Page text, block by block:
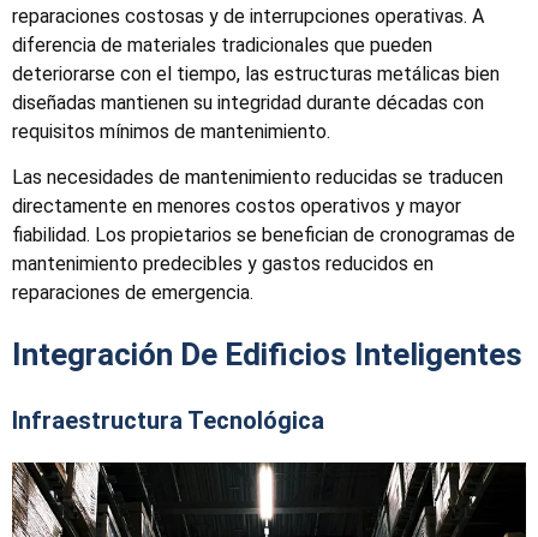
reparaciones costosas y de interrupciones operativas. A
diferencia de materiales tradicionales que pueden
deteriorarse con el tiempo, las estructuras metálicas bien
diseñadas mantienen su integridad durante décadas con
requisitos mínimos de mantenimiento.
Las necesidades de mantenimiento reducidas se traducen
directamente en menores costos operativos y mayor
fiabilidad. Los propietarios se benefician de cronogramas de
mantenimiento predecibles y gastos reducidos en
reparaciones de emergencia.
Integración De Edificios Inteligentes
Infraestructura Tecnológica